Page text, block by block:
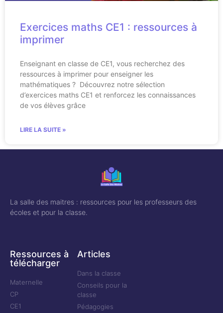
Exercices maths CE1 : ressources à
imprimer
Enseignant en classe de CE1, vous recherchez des
ressources à imprimer pour enseigner les
mathématiques ? Découvrez notre sélection
d’exercices maths CE1 et renforcez les connaissances
de vos élèves grâce
LIRE LA SUITE »
La salle des maitres : ressources pour les professeurs des
écoles et pour la classe.
Ressources à
télécharger
Maternelle
CP
CE1
Articles
Dans la classe
Conseils pour la
classe
Pédagogies